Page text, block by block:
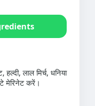
लाल मिर्च, धनिया
मेरिनेट करें।